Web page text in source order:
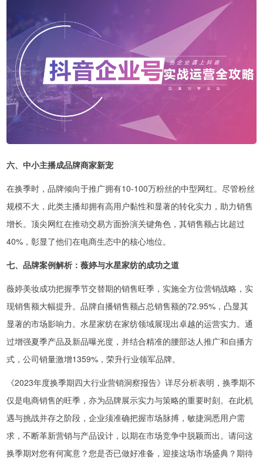
六、中小主播成品牌商家新宠
在换季时，品牌倾向于推广拥有10-100万粉丝的中型网红。尽管粉丝
规模不大，此类主播却拥有高用户黏性和显著的转化实力，助力销售
增长。顶尖网红在推动交易方面扮演关键角色，其销售额占比超过
40%，彰显了他们在电商生态中的核心地位。
七、品牌案例解析：薇婷与水星家纺的成功之道
薇婷美妆成功把握季节交替期的销售旺季，实施全方位营销战略，实
现销售额大幅提升。品牌自播销售额占总销售额的72.95%，凸显其
显著的市场影响力。水星家纺在家纺领域展现出卓越的运营实力。通
过增强夏季产品及新品曝光度，并结合精准的腰部达人推广和自播方
式，公司销量激增1359%，荣升行业领军品牌。
《2023年度换季期四大行业营销洞察报告》详尽分析表明，换季期不
仅是电商销售的旺季，亦为品牌展示实力与策略的重要时刻。在此机
遇与挑战并存之阶段，企业须准确把握市场脉搏，敏捷洞悉用户需
求，不断革新营销与产品设计，以期在市场竞争中脱颖而出。请问这
换季期对您有何寓意？您是否已做好准备，迎接这场市场盛典？期待